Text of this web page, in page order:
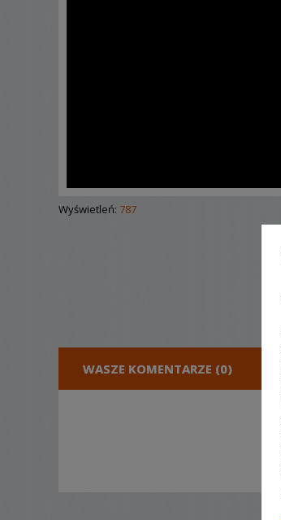
Wyświetleń: 787
WASZE KOMENTARZE (0)